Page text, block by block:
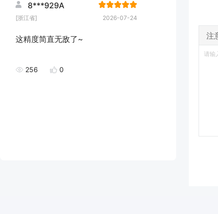
8***929A
[浙江省] 2026-07-24
这精度简直无敌了~
256 0
注